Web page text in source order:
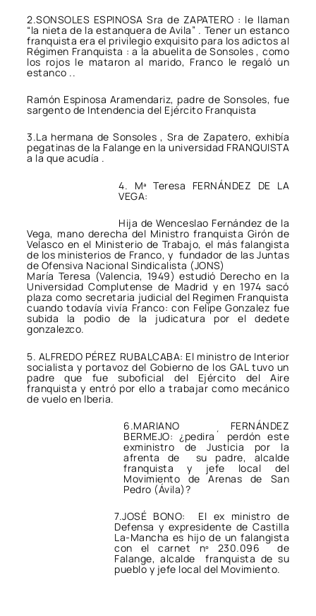
2.SONSOLES ESPINOSA Sra de ZAPATERO : le llaman
“la nieta de la estanquera de Avila” . Tener un estanco
franquista era el privilegio exquisito para los adictos al
Régimen Franquista : a la abuelita de Sonsoles , como
los rojos le mataron al marido, Franco le regaló un
estanco ..
Ramón Espinosa Aramendariz, padre de Sonsoles, fue
sargento de Intendencia del Ejército Franquista
3.La hermana de Sonsoles , Sra de Zapatero, exhibía
pegatinas de la Falange en la universidad FRANQUISTA
a la que acudía .
4. Mª Teresa FERNÁNDEZ DE LA
VEGA:
Hija de Wenceslao Fernández de la
Vega, mano derecha del Ministro franquista Girón de
Velasco en el Ministerio de Trabajo, el más falangista
de los ministerios de Franco, y fundador de las Juntas
de Ofensiva Nacional Sindicalista (JONS)
María Teresa (Valencia, 1949) estudió Derecho en la
Universidad Complutense de Madrid y en 1974 sacó
plaza como secretaria judicial del Regimen Franquista
cuando todavía vivía Franco: con Felipe Gonzalez fue
subida la podio de la judicatura por el dedete
gonzalezco.
5. ALFREDO PÉREZ RUBALCABA: El ministro de Interior
socialista y portavoz del Gobierno de los GAL tuvo un
padre que fue suboficial del Ejército del Aire
franquista y entró por ello a trabajar como mecánico
de vuelo en Iberia.
6.MARIANO FERNÁNDEZ
BERMEJO: ¿pedira´ perdón este
exministro de Justicia por la
afrenta de su padre, alcalde
franquista y jefe local del
Movimiento de Arenas de San
Pedro (Ávila)?
7.JOSÉ BONO: El ex ministro de
Defensa y expresidente de Castilla
La-Mancha es hijo de un falangista
con el carnet nº 230.096 de
Falange, alcalde franquista de su
pueblo y jefe local del Movimiento.